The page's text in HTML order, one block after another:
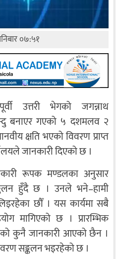
०७:५१
उत्तरी भेगको जगन्नाथ
बनाएर गएको ५ दशमलव २
क्षति भएको विवरण प्राप्त
जानकारी दिएको छ ।
रूपक मण्डलका अनुसार
हुँदै छ । उनले भने–हामी
छौँ । यस कार्यमा सबै
मागिएको छ । प्रारम्भिक
कुनै जानकारी आएको छैन ।
सङ्कलन भइरहेको छ ।